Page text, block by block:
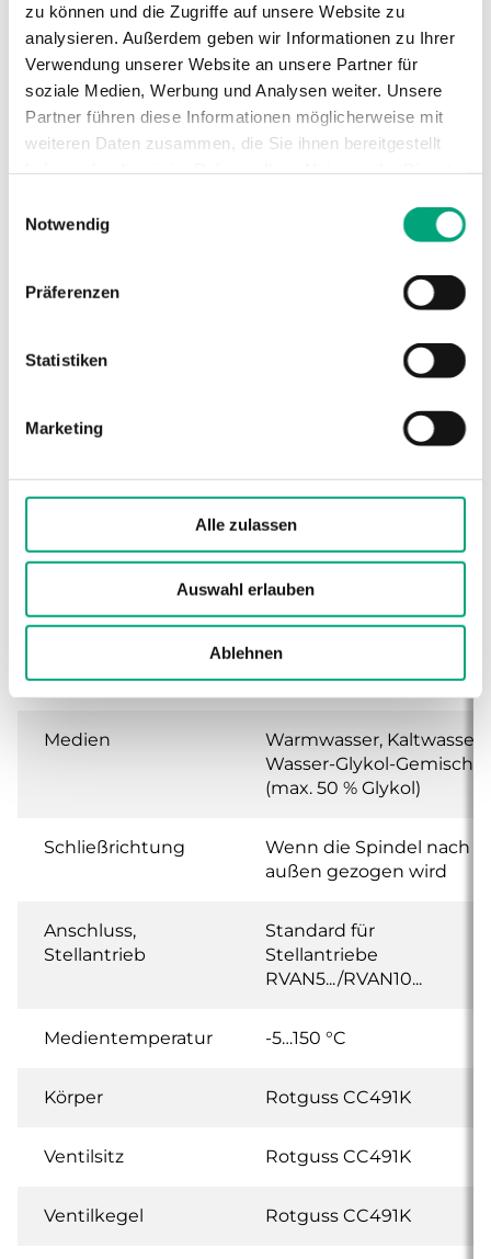
zu können und die Zugriffe auf unsere Website zu
analysieren. Außerdem geben wir Informationen zu Ihrer
Verwendung unserer Website an unsere Partner für
soziale Medien, Werbung und Analysen weiter. Unsere
Partner führen diese Informationen möglicherweise mit
weiteren Daten zusammen, die Sie ihnen bereitgestellt
Notwendig
Präferenzen
Statistiken
Marketing
Alle zulassen
Auswahl erlauben
Ablehnen
Anschluss G 1 1/2"
Medientemperatur -5…150 °C
Ventiltyp 2-Wege
Technische Daten für MTVS / MTRS – 2- und
3-Wege-Regelventil, DN15-50, Kvs 0,63-39,
Anwendung
Heizung, Kühlung,
gemäß according to ISO
228/1
Ventilkennlinie Gleichprozentig
Leckrate 0.1 % of Kvs ()
Medien
Warmwasser, Kaltwasser,
Wasser-Glykol-Gemisch
(max. 50 % Glykol)
Schließrichtung
Wenn die Spindel nach
außen gezogen wird
Anschluss,
Stellantrieb
Standard für
Stellantriebe
RVAN5.../RVAN10...
Medientemperatur -5…150 °C
Körper Rotguss CC491K
Ventilsitz Rotguss CC491K
Ventilkegel Rotguss CC491K